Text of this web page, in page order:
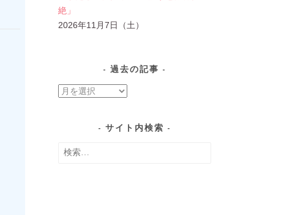
絶」
2026年11月7日（土）
過去の記事
過
事
サイト内検索
検